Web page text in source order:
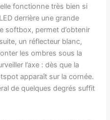
fonctionne très bien si
derrière une grande
softbox, permet d’obtenir
un réflecteur blanc,
les ombres sous la
l’axe : dès que la
apparaît sur la cornée.
de quelques degrés suffit